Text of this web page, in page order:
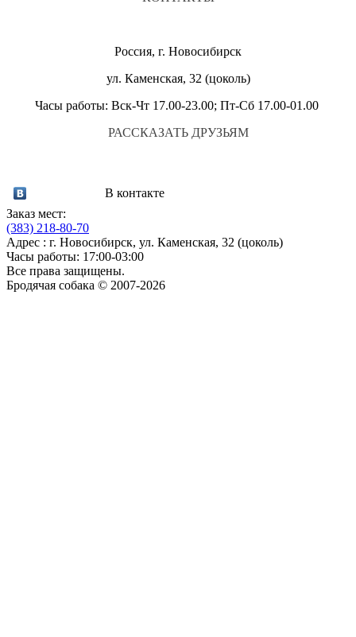
Россия, г. Новосибирск
ул. Каменская, 32 (цоколь)
Часы работы: Вск-Чт 17.00-23.00; Пт-Сб 17.00-01.00
РАССКАЗАТЬ ДРУЗЬЯМ
В контакте
Заказ мест:
(383) 218-80-70
Адрес : г. Новосибирск, ул. Каменская, 32 (цоколь)
Часы работы: 17:00-03:00
Все права защищены.
Бродячая собака © 2007-2026